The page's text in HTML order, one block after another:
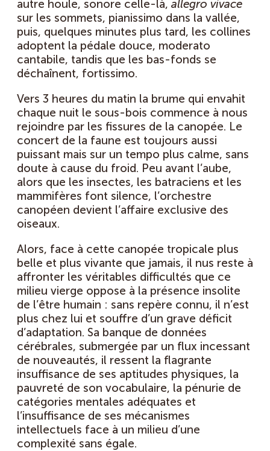
autre houle, sonore celle-là, allegro vivace
sur les sommets, pianissimo dans la vallée,
puis, quelques minutes plus tard, les collines
adoptent la pédale douce, moderato
cantabile, tandis que les bas-fonds se
déchaînent, fortissimo.
Vers 3 heures du matin la brume qui envahit
chaque nuit le sous-bois commence à nous
rejoindre par les fissures de la canopée. Le
concert de la faune est toujours aussi
puissant mais sur un tempo plus calme, sans
doute à cause du froid. Peu avant l’aube,
alors que les insectes, les batraciens et les
mammifères font silence, l’orchestre
canopéen devient l’affaire exclusive des
oiseaux.
Alors, face à cette canopée tropicale plus
belle et plus vivante que jamais, il nus reste à
affronter les véritables difficultés que ce
milieu vierge oppose à la présence insolite
de l’être humain : sans repère connu, il n’est
plus chez lui et souffre d’un grave déficit
d’adaptation. Sa banque de données
cérébrales, submergée par un flux incessant
de nouveautés, il ressent la flagrante
insuffisance de ses aptitudes physiques, la
pauvreté de son vocabulaire, la pénurie de
catégories mentales adéquates et
l’insuffisance de ses mécanismes
intellectuels face à un milieu d’une
complexité sans égale.